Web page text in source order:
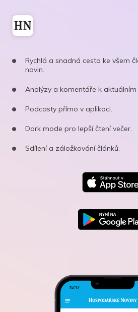
Rychlá a snadná cesta ke všem
novin.
Analýzy a komentáře k aktuálním
Podcasty přímo v aplikaci.
Dark mode pro lepší čtení večer.
Sdílení a záložkování článků.